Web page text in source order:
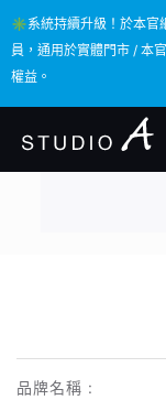
✳️系統持續升級！於本官
員，通用於實體門市 / 本
權益。
✳️系統持續升級！於本官
員，通用於實體門市 / 本
權益。
品牌名稱 :